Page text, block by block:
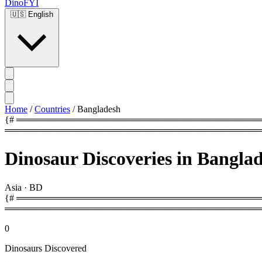
DinoFYI
🇺🇸 English
Home / Countries / Bangladesh
{#
Dinosaur Discoveries in
Asia · BD
{#
0
Dinosaurs Discovered